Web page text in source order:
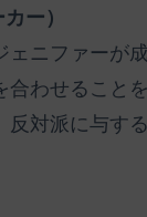
ー）
ェニファーが
合わせること
対派に与する